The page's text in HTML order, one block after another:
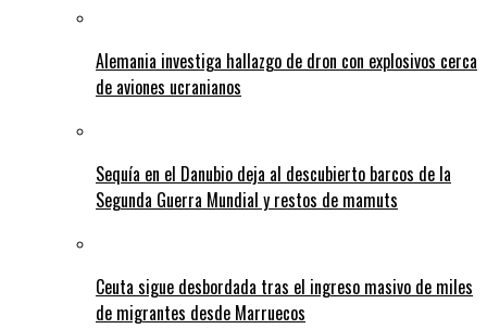
Alemania investiga hallazgo de dron con explosivos cerca
de aviones ucranianos
Sequía en el Danubio deja al descubierto barcos de la
Segunda Guerra Mundial y restos de mamuts
Ceuta sigue desbordada tras el ingreso masivo de miles
de migrantes desde Marruecos